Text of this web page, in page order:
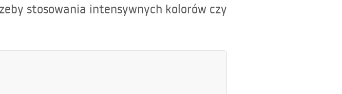
stosowania intensywnych kolorów czy